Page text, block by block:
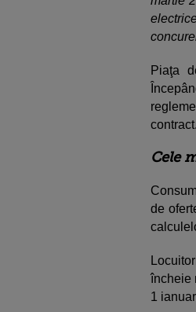
Piaţa
contract.
Cele
de
încheie
1